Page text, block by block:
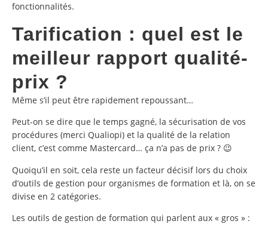
fonctionnalités.
Tarification : quel est le
meilleur rapport qualité-
prix ?
Même s’il peut être rapidement repoussant…
Peut-on se dire que le temps gagné, la sécurisation de vos
procédures (merci Qualiopi) et la qualité de la relation
client, c’est comme Mastercard… ça n’a pas de prix ? 😉
Quoiqu’il en soit, cela reste un facteur décisif lors du choix
d’outils de gestion pour organismes de formation et là, on se
divise en 2 catégories.
Les outils de gestion de formation qui parlent aux « gros » :